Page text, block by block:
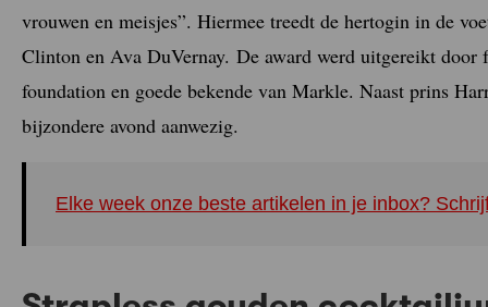
vrouwen en meisjes”. Hiermee treedt de hertogin in de
Clinton en Ava DuVernay. De award werd uitgereikt
foundation en goede bekende van Markle. Naast prins
bijzondere avond aanwezig.
Elke week onze beste artikelen in je inbox?